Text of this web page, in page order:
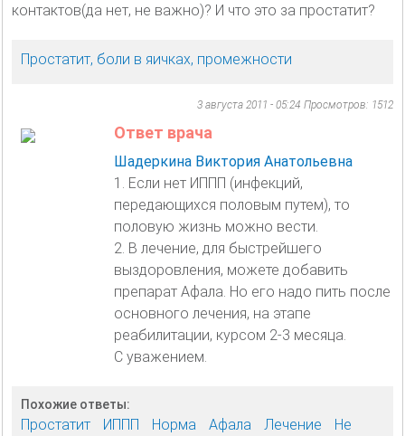
контактов(да нет, не важно)? И что это за простатит?
Простатит, боли в яичках, промежности
3 августа 2011 - 05:24 Просмотров: 1512
Ответ врача
Шадеркина Виктория Анатольевна
1. Если нет ИППП (инфекций,
передающихся половым путем), то
половую жизнь можно вести.
2. В лечение, для быстрейшего
выздоровления, можете добавить
препарат Афала. Но его надо пить после
основного лечения, на этапе
реабилитации, курсом 2-3 месяца.
С уважением.
Похожие ответы:
Простатит ИППП Норма Афала Лечение
Не